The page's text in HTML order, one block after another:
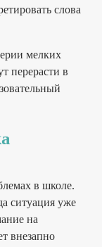
слова
мелких
перерасти в
в школе.
ситуация уже
на
внезапно